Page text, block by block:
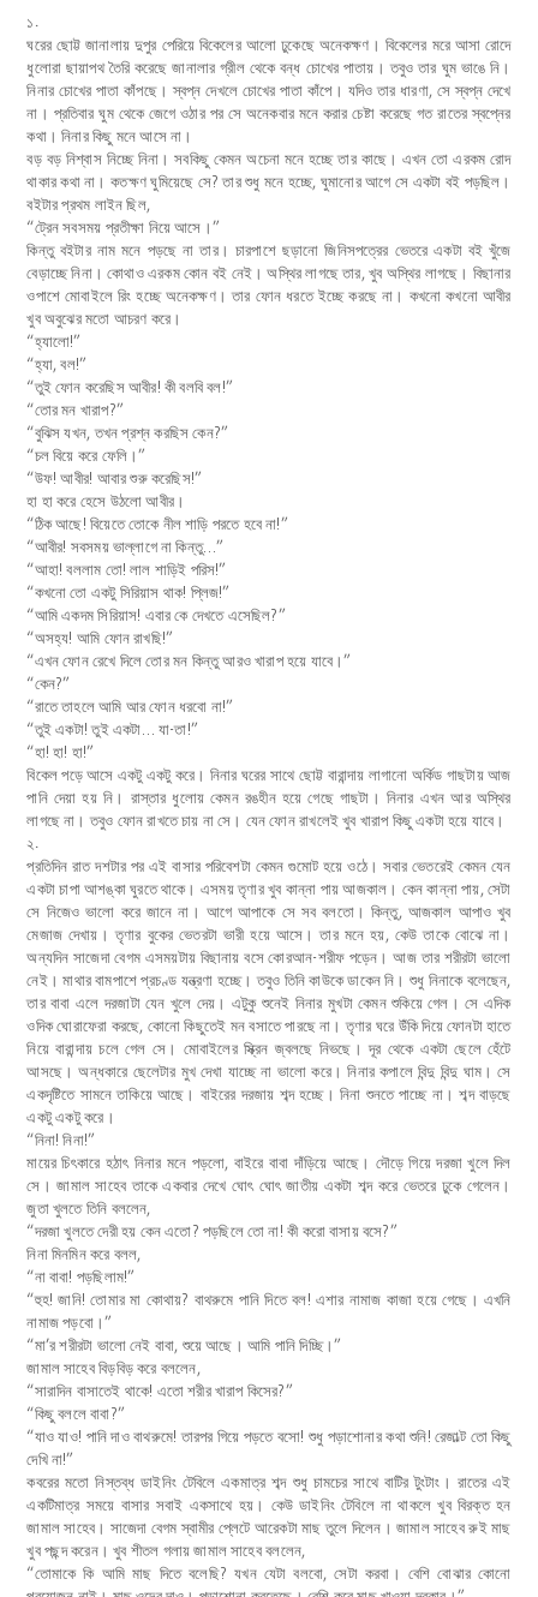
১ .
ঘরের ছোট্ট জানালায় দুপুর পেরিয়ে বিকেলের আলো ঢুকেছে অনেকক্ষণ। বিকেলের মরে আসা রোদে
ধুলোরা ছায়াপথ তৈরি করেছে জানালার গ্রীল থেকে বন্ধ চোখের পাতায়। তবুও তার ঘুম ভাঙে নি।
নিনার চোখের পাতা কাঁপছে। স্বপ্ন দেখলে চোখের পাতা কাঁপে। যদিও তার ধারণা, সে স্বপ্ন দেখে
না। প্রতিবার ঘুম থেকে জেগে ওঠার পর সে অনেকবার মনে করার চেষ্টা করেছে গত রাতের স্বপ্নের
কথা। নিনার কিছু মনে আসে না।
বড় বড় নিশ্বাস নিচ্ছে নিনা। সবকিছু কেমন অচেনা মনে হচ্ছে তার কাছে। এখন তো এরকম রোদ
থাকার কথা না। কতক্ষণ ঘুমিয়েছে সে? তার শুধু মনে হচ্ছে, ঘুমানোর আগে সে একটা বই পড়ছিল।
বইটার প্রথম লাইন ছিল,
“ট্রেন সবসময় প্রতীক্ষা নিয়ে আসে।”
কিন্তু বইটার নাম মনে পড়ছে না তার। চারপাশে ছড়ানো জিনিসপত্রের ভেতরে একটা বই খুঁজে
বেড়াচ্ছে নিনা। কোথাও এরকম কোন বই নেই। অস্থির লাগছে তার, খুব অস্থির লাগছে। বিছানার
ওপাশে মোবাইলে রিং হচ্ছে অনেকক্ষণ। তার ফোন ধরতে ইচ্ছে করছে না। কখনো কখনো আবীর
খুব অবুঝের মতো আচরণ করে।
“হ্যালো!”
“হ্যা, বল!”
“তুই ফোন করেছিস আবীর! কী বলবি বল!”
“তোর মন খারাপ?”
“বুঝিস যখন, তখন প্রশ্ন করছিস কেন?”
“চল বিয়ে করে ফেলি।”
“উফ! আবীর! আবার শুরু করেছিস!”
হা হা করে হেসে উঠলো আবীর।
“ঠিক আছে! বিয়েতে তোকে নীল শাড়ি পরতে হবে না!”
“আবীর! সবসময় ভাল্লাগে না কিন্তু…”
“আহা! বললাম তো! লাল শাড়িই পরিস!”
“কখনো তো একটু সিরিয়াস থাক! প্লিজ!”
“আমি একদম সিরিয়াস! এবার কে দেখতে এসেছিল?”
“অসহ্য! আমি ফোন রাখছি!”
“এখন ফোন রেখে দিলে তোর মন কিন্তু আরও খারাপ হয়ে যাবে।”
“কেন?”
“রাতে তাহলে আমি আর ফোন ধরবো না!”
“তুই একটা! তুই একটা… যা-তা!”
“হা! হা! হা!”
বিকেল পড়ে আসে একটু একটু করে। নিনার ঘরের সাথে ছোট্ট বারান্দায় লাগানো অর্কিড গাছটায় আজ
পানি দেয়া হয় নি। রাস্তার ধুলোয় কেমন রঙহীন হয়ে গেছে গাছটা। নিনার এখন আর অস্থির
লাগছে না। তবুও ফোন রাখতে চায় না সে। যেন ফোন রাখলেই খুব খারাপ কিছু একটা হয়ে যাবে।
২ .
প্রতিদিন রাত দশটার পর এই বাসার পরিবেশটা কেমন গুমোট হয়ে ওঠে। সবার ভেতরেই কেমন যেন
একটা চাপা আশঙ্কা ঘুরতে থাকে। এসময় তৃণার খুব কান্না পায় আজকাল। কেন কান্না পায়, সেটা
সে নিজেও ভালো করে জানে না। আগে আপাকে সে সব বলতো। কিন্তু, আজকাল আপাও খুব
মেজাজ দেখায়। তৃণার বুকের ভেতরটা ভারী হয়ে আসে। তার মনে হয়, কেউ তাকে বোঝে না।
অন্যদিন সাজেদা বেগম এসময়টায় বিছানায় বসে কোরআন-শরীফ পড়েন। আজ তার শরীরটা ভালো
নেই। মাথার বামপাশে প্রচণ্ড যন্ত্রণা হচ্ছে। তবুও তিনি কাউকে ডাকেন নি। শুধু নিনাকে বলেছেন,
তার বাবা এলে দরজাটা যেন খুলে দেয়। এটুকু শুনেই নিনার মুখটা কেমন শুকিয়ে গেল। সে এদিক
ওদিক ঘোরাফেরা করছে, কোনো কিছুতেই মন বসাতে পারছে না। তৃণার ঘরে উঁকি দিয়ে ফোনটা হাতে
নিয়ে বারান্দায় চলে গেল সে। মোবাইলের স্ক্রিন জ্বলছে নিভছে। দূর থেকে একটা ছেলে হেঁটে
আসছে। অন্ধকারে ছেলেটার মুখ দেখা যাচ্ছে না ভালো করে। নিনার কপালে বিন্দু বিন্দু ঘাম। সে
একদৃষ্টিতে সামনে তাকিয়ে আছে। বাইরের দরজায় শব্দ হচ্ছে। নিনা শুনতে পাচ্ছে না। শব্দ বাড়ছে
একটু একটু করে।
“নিনা! নিনা!”
মায়ের চিৎকারে হঠাৎ নিনার মনে পড়লো, বাইরে বাবা দাঁড়িয়ে আছে। দৌড়ে গিয়ে দরজা খুলে দিল
সে। জামাল সাহেব তাকে একবার দেখে ঘোৎ ঘোৎ জাতীয় একটা শব্দ করে ভেতরে ঢুকে গেলেন।
জুতা খুলতে তিনি বললেন,
“দরজা খুলতে দেরী হয় কেন এতো? পড়ছিলে তো না! কী করো বাসায় বসে?”
নিনা মিনমিন করে বলল,
“না বাবা! পড়ছিলাম!”
“হুহ! জানি! তোমার মা কোথায়? বাথরুমে পানি দিতে বল! এশার নামাজ কাজা হয়ে গেছে। এখনি
নামাজ পড়বো।”
“মা’র শরীরটা ভালো নেই বাবা, শুয়ে আছে। আমি পানি দিচ্ছি।”
জামাল সাহেব বিড়বিড় করে বললেন,
“সারাদিন বাসাতেই থাকে! এতো শরীর খারাপ কিসের?”
“কিছু বললে বাবা?”
“যাও যাও! পানি দাও বাথরুমে! তারপর গিয়ে পড়তে বসো! শুধু পড়াশোনার কথা শুনি! রেজাল্ট তো কিছু
দেখি না!”
কবরের মতো নিস্তব্ধ ডাইনিং টেবিলে একমাত্র শব্দ শুধু চামচের সাথে বাটির টুংটাং। রাতের এই
একটিমাত্র সময়ে বাসার সবাই একসাথে হয়। কেউ ডাইনিং টেবিলে না থাকলে খুব বিরক্ত হন
জামাল সাহেব। সাজেদা বেগম স্বামীর প্লেটে আরেকটা মাছ তুলে দিলেন। জামাল সাহেব রুই মাছ
খুব পছন্দ করেন। খুব শীতল গলায় জামাল সাহেব বললেন,
“তোমাকে কি আমি মাছ দিতে বলেছি? যখন যেটা বলবো, সেটা করবা। বেশি বোঝার কোনো